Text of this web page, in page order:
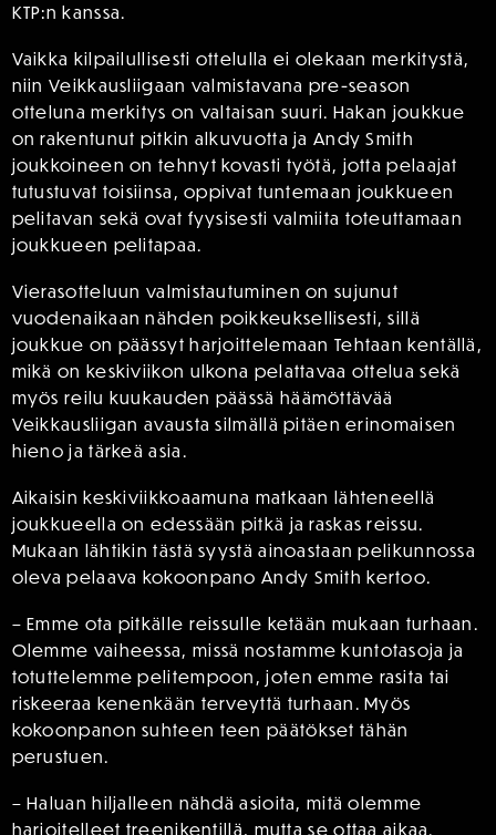
KTP:n kanssa.
Vaikka kilpailullisesti ottelulla ei olekaan merkitystä,
niin Veikkausliigaan valmistavana pre-season
otteluna merkitys on valtaisan suuri. Hakan joukkue
on rakentunut pitkin alkuvuotta ja Andy Smith
joukkoineen on tehnyt kovasti työtä, jotta pelaajat
tutustuvat toisiinsa, oppivat tuntemaan joukkueen
pelitavan sekä ovat fyysisesti valmiita toteuttamaan
joukkueen pelitapaa.
Vierasotteluun valmistautuminen on sujunut
vuodenaikaan nähden poikkeuksellisesti, sillä
joukkue on päässyt harjoittelemaan Tehtaan kentällä,
mikä on keskiviikon ulkona pelattavaa ottelua sekä
myös reilu kuukauden päässä häämöttävää
Veikkausliigan avausta silmällä pitäen erinomaisen
hieno ja tärkeä asia.
Aikaisin keskiviikkoaamuna matkaan lähteneellä
joukkueella on edessään pitkä ja raskas reissu.
Mukaan lähtikin tästä syystä ainoastaan pelikunnossa
oleva pelaava kokoonpano Andy Smith kertoo.
– Emme ota pitkälle reissulle ketään mukaan turhaan.
Olemme vaiheessa, missä nostamme kuntotasoja ja
totuttelemme pelitempoon, joten emme rasita tai
riskeeraa kenenkään terveyttä turhaan. Myös
kokoonpanon suhteen teen päätökset tähän
perustuen.
– Haluan hiljalleen nähdä asioita, mitä olemme
harjoitelleet treenikentillä, mutta se ottaa aikaa.